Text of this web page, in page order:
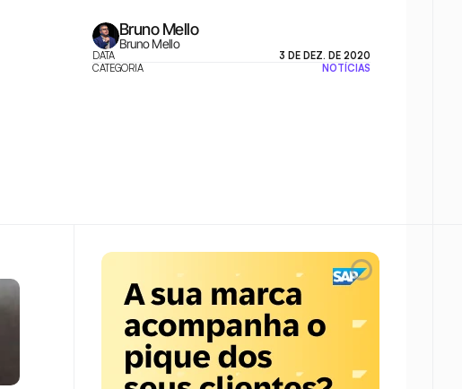
Bruno Mello
Bruno Mello
DATA
3 DE DEZ. DE 2020
CATEGORIA
NOTÍCIAS